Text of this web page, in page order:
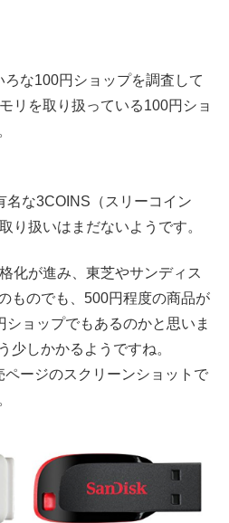
な100円ショップを調査して
リを取り扱っている100円ショ
名な3COINS（スリーコイン
り扱いはまだないようです。
化が進み、東芝やサンディス
ものでも、500円程度の商品が
ョップでもあるのかと思いま
少しかかるようですね。
ページのスクリーンショットで